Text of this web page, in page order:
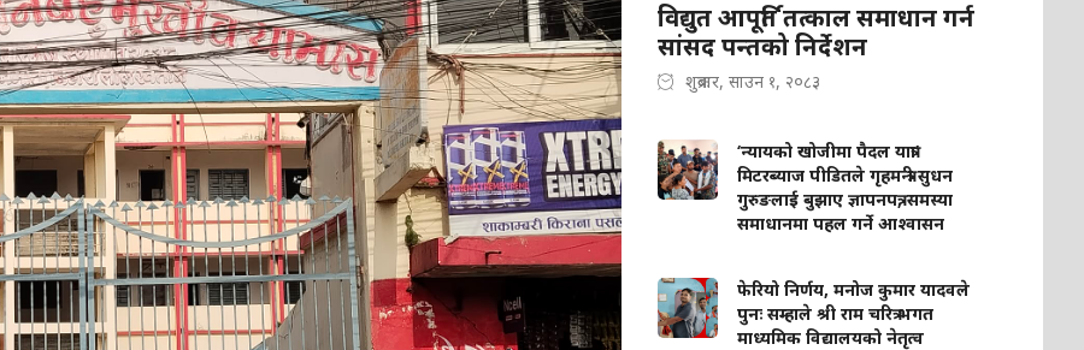
विद्युत आपूर्ति तत्काल समाधान गर्न
सांसद पन्तको निर्देशन
शुक्रबार, साउन १, २०८३
‘न्यायको खोजीमा पैदल यात्रा’
मिटरब्याज पीडितले गृहमन्त्री सुधन
गुरुङलाई बुझाए ज्ञापनपत्र, समस्या
समाधानमा पहल गर्ने आश्वासन
फेरियो निर्णय, मनोज कुमार यादवले
पुनः सम्हाले श्री राम चरित्र भगत
माध्यमिक विद्यालयको नेतृत्व